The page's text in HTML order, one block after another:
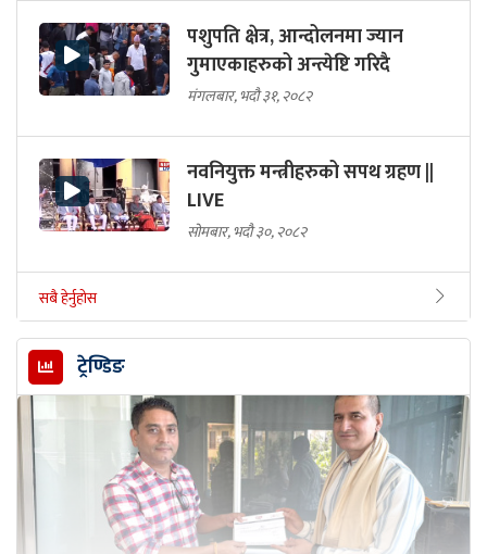
पशुपति क्षेत्र, आन्दोलनमा ज्यान
गुमाएकाहरुको अन्त्येष्टि गरिदै
मंगलबार, भदौ ३१, २०८२
नवनियुक्त मन्त्रीहरुको सपथ ग्रहण ||
LIVE
सोमबार, भदौ ३०, २०८२
सबै हेर्नुहोस
ट्रेण्डिङ